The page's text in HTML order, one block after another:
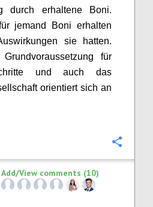
durch erhaltene Boni.
jemand Boni erhalten
sie hatten.
für
und auch das
orientiert sich an
Add/View comments (10)